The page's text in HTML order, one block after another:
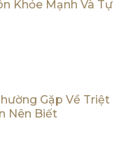
Khỏe Mạnh Và Tự
Gặp Về Triệt
Nên Biết